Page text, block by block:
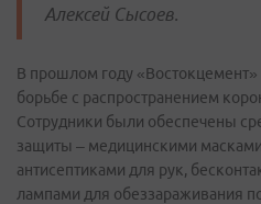
Алексей Сысоев.
В прошлом году
борьбе с распространением
Сотрудники были обеспечены
защиты – медицинскими
антисептиками для рук,
лампами для обеззараживания